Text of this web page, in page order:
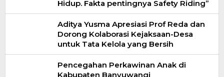
Hidup. Fakta pentingnya Safety Riding”
Aditya Yusma Apresiasi Prof Reda dan
Dorong Kolaborasi Kejaksaan-Desa
untuk Tata Kelola yang Bersih
Pencegahan Perkawinan Anak di
Kabupaten Banyuwangi